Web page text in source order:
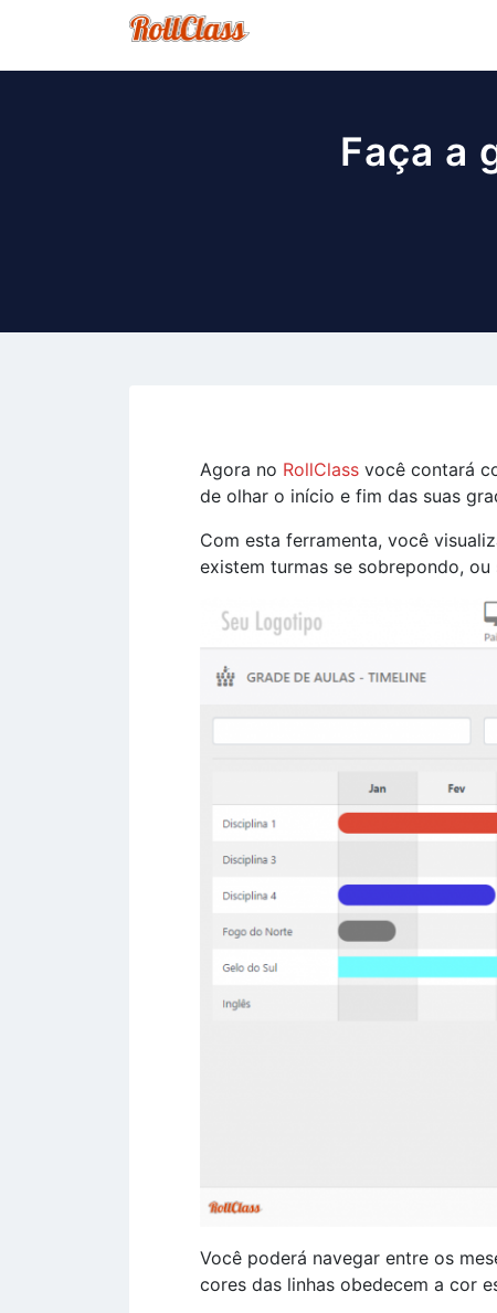
Faça a
Agora no RollClass você contará
de olhar o início e fim das suas
Com esta ferramenta, você
existem turmas se sobrepondo,
Você poderá navegar entre os
cores das linhas obedecem a cor